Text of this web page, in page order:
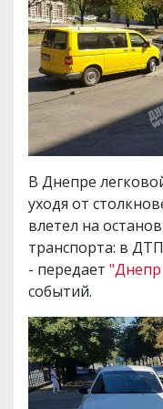
В Днепре
уходя от
влетел на
транспорта: в
- передает
событий.